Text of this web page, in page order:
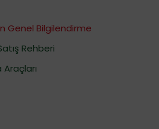
Genel Bilgilendirme
Rehberi